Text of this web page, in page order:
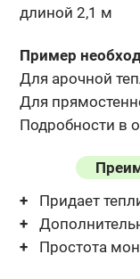
длиной 2,1 м
Пример
Для арочной
Для
Подробности в
Придает
Простота